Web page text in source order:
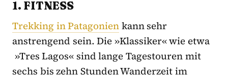
1. FITNESS
Trekking in Patagonienkann sehr
anstrengend sein. Die »Klassiker« wie etwa
»Tres Lagos« sind lange Tagestouren mit
sechs bis zehn Stunden Wanderzeit im